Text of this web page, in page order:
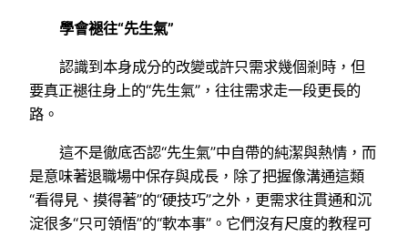
學會褪往“先生氣”
認識到本身成分的改變或許只需求幾個剎時，但
要真正褪往身上的“先生氣”，往往需求走一段更長的
路。
這不是徹底否認“先生氣”中自帶的純潔與熱情，而
是意味著退職場中保存與成長，除了把握像溝通這類
“看得見、摸得著”的“硬技巧”之外，更需求往貫通和沉
淀很多“只可領悟”的“軟本事”。它們沒有尺度的教程可